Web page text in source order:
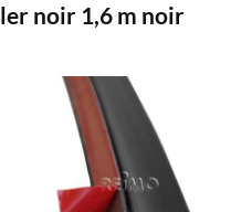
noir 1,6 m noir